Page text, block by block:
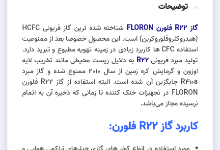
توضیحات
گاز R22 فلورن FLORON
شناخته شده ترین گاز فریونی HCFC
(هیدروکلروفلوروکربن)‌ است. این محصول خصوصا بعد از ممنوعیت
استفاده CFC ها کاربرد زیادی در زمینه تهویه مطبوع و تبرید دارد.
تولید مبرد فریونیR22 به دلایل زیست محیطی مانند تخریب لایه
اوزون و گرمایش کره زمین از سال 2010 ممنوع شده و گاز مبرد
R410a جایگزین آن شده است. البته استفاده‌ از گاز R22 فلورن
FLORON در تجهیزات خنک کننده تا زمانی که ذخیره آن به اتمام
نرسیده مجاز می‌باشد.
کاربرد گازR22فلورن: